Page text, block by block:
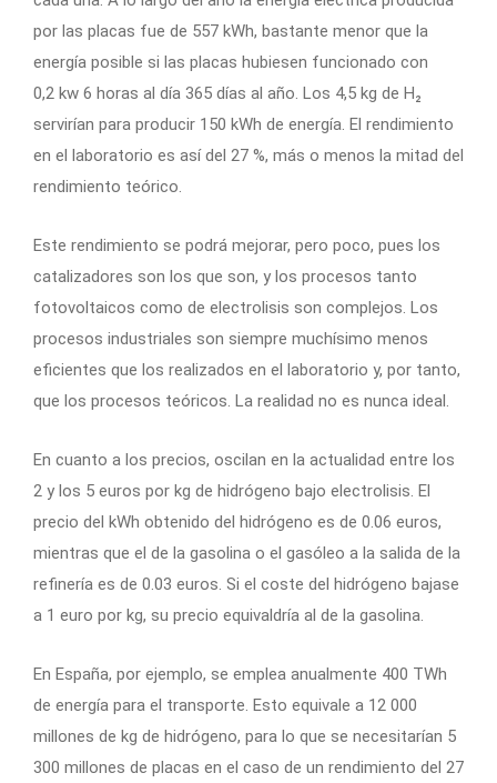
por las placas fue de 557 kWh, bastante menor que la
energía posible si las placas hubiesen funcionado con
0,2 kw 6 horas al día 365 días al año. Los 4,5 kg de H₂
servirían para producir 150 kWh de energía. El rendimiento
en el laboratorio es así del 27 %, más o menos la mitad del
rendimiento teórico.
Este rendimiento se podrá mejorar, pero poco, pues los
catalizadores son los que son, y los procesos tanto
fotovoltaicos como de electrolisis son complejos. Los
procesos industriales son siempre muchísimo menos
eficientes que los realizados en el laboratorio y, por tanto,
que los procesos teóricos. La realidad no es nunca ideal.
En cuanto a los precios, oscilan en la actualidad entre los
2 y los 5 euros por kg de hidrógeno bajo electrolisis. El
precio del kWh obtenido del hidrógeno es de 0.06 euros,
mientras que el de la gasolina o el gasóleo a la salida de la
refinería es de 0.03 euros. Si el coste del hidrógeno bajase
a 1 euro por kg, su precio equivaldría al de la gasolina.
En España, por ejemplo, se emplea anualmente 400 TWh
de energía para el transporte. Esto equivale a 12 000
millones de kg de hidrógeno, para lo que se necesitarían 5
300 millones de placas en el caso de un rendimiento del 27